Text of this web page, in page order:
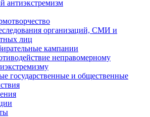
антиэкстремизм
организаций, СМИ и
лиц
кампании
неправомерному
государственные и общественные